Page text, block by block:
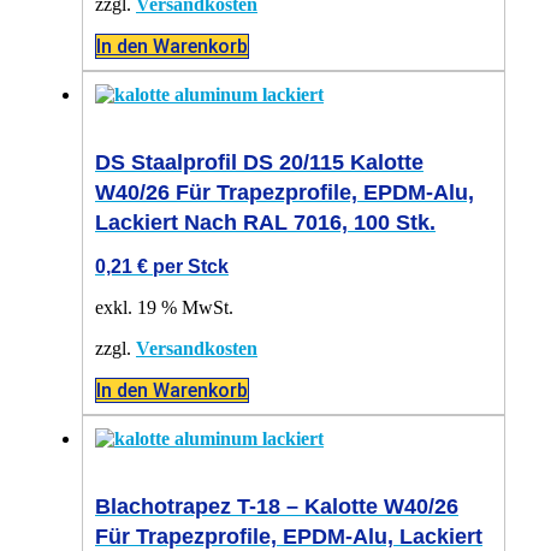
zzgl. Versandkosten
In den Warenkorb
DS Staalprofil DS 20/115 Kalotte
W40/26 Für Trapezprofile, EPDM-Alu,
Lackiert Nach RAL 7016, 100 Stk.
0,21 € per Stck
exkl. 19 % MwSt.
zzgl. Versandkosten
In den Warenkorb
Blachotrapez T-18 – Kalotte W40/26
Für Trapezprofile, EPDM-Alu, Lackiert